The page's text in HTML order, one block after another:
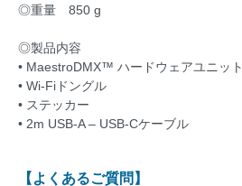
◎重量 850 g
◎製品内容
• MaestroDMX™ ハードウェアユニット
• Wi-Fiドングル
• ステッカー
• 2m USB-A – USB-Cケーブル
【よくあるご質問】